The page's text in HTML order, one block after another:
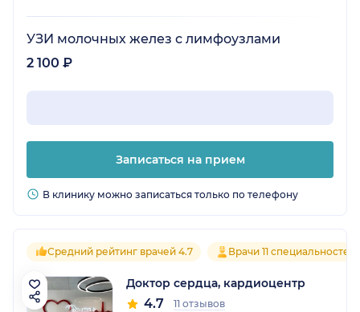
УЗИ молочных желез с лимфоузлами
2 100 ₽
Записаться на прием
В клинику можно записаться только по телефону
Средний рейтинг врачей 4.7 Врачи 11 специальностей
Доктор сердца, кардиоцентр
4.7 11 отзывов